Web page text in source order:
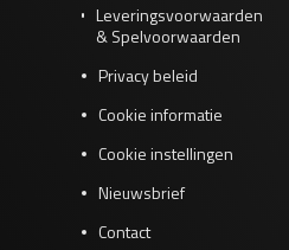
Leveringsvoorwaarden
& Spelvoorwaarden
Privacy beleid
Cookie informatie
Cookie instellingen
Nieuwsbrief
Contact